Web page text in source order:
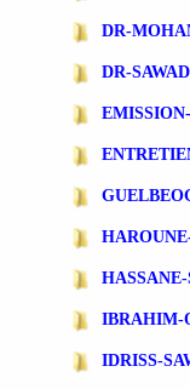
DR-
DR-
IBRAHIM-
IDRISS-